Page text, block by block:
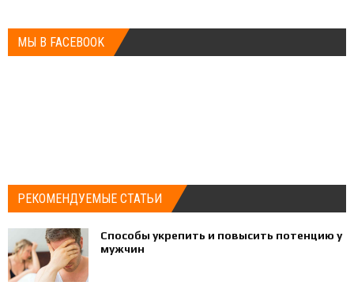
МЫ В FACEBOOK
РЕКОМЕНДУЕМЫЕ СТАТЬИ
Способы укрепить и повысить потенцию у
мужчин